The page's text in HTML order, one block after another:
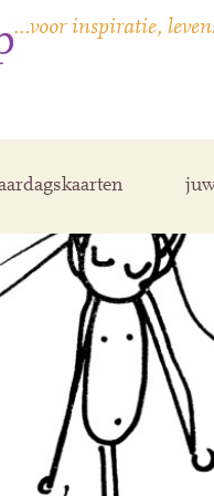
…voor inspiratie,